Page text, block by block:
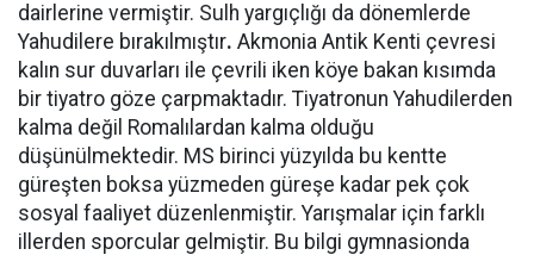
dairlerine vermiştir. Sulh yargıçlığı da dönemlerde
Yahudilere bırakılmıştır. Akmonia Antik Kenti çevresi
kalın sur duvarları ile çevrili iken köye bakan kısımda
bir tiyatro göze çarpmaktadır. Tiyatronun Yahudilerden
kalma değil Romalılardan kalma olduğu
düşünülmektedir. MS birinci yüzyılda bu kentte
güreşten boksa yüzmeden güreşe kadar pek çok
sosyal faaliyet düzenlenmiştir. Yarışmalar için farklı
illerden sporcular gelmiştir. Bu bilgi gymnasionda